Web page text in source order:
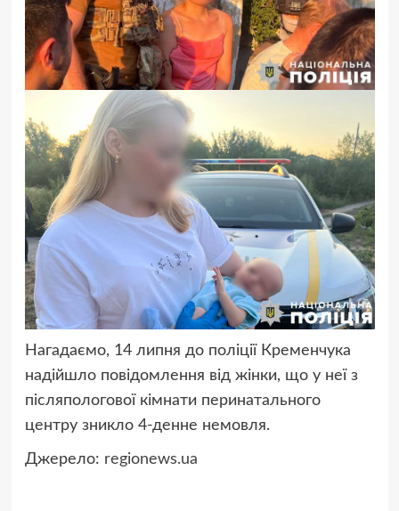
Нагадаємо, 14 липня до поліції Кременчука
надійшло повідомлення від жінки, що у неї з
післяпологової кімнати перинатального
центру зникло 4-денне немовля.
Джерело: regionews.ua